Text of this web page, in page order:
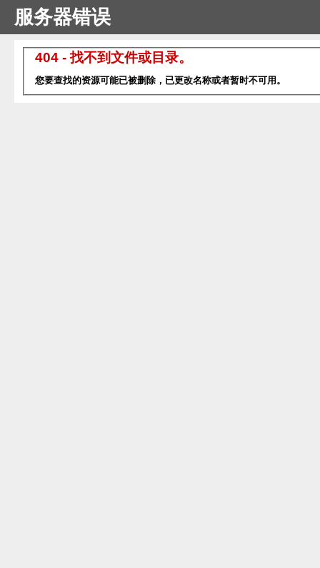
服务器错误
404 - 找不到文件或目录。
您要查找的资源可能已被删除，已更改名称或者暂时不可用。